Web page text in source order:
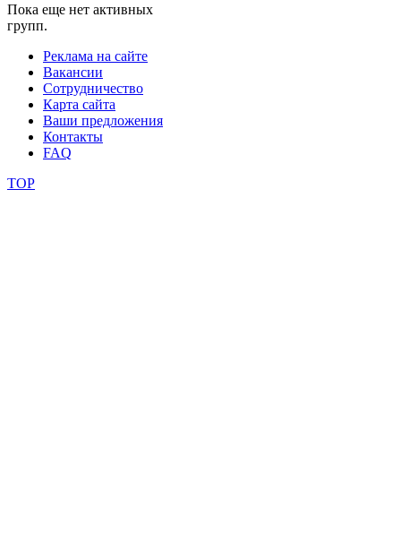
Пока еще нет активных
групп.
Реклама на сайте
Вакансии
Сотрудничество
Карта сайта
Ваши предложения
Контакты
FAQ
TOP